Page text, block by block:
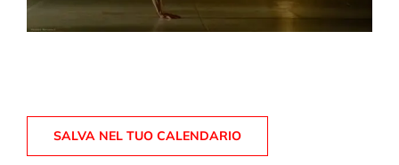
SALVA NEL TUO CALENDARIO